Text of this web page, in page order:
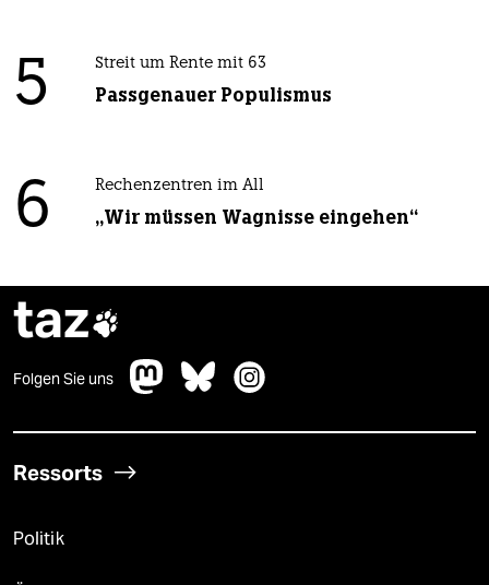
5 Streit um Rente mit 63
Passgenauer Populismus
6 Rechenzentren im All
„Wir müssen Wagnisse eingehen“
taz
Folgen Sie uns
Ressorts
Politik